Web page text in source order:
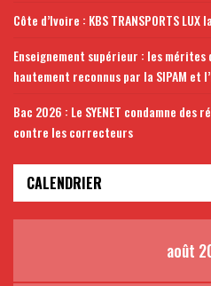
Côte d’Ivoire : KBS TRANSPORTS
Enseignement supérieur : les mérites
hautement reconnus par la SIPAM et
Bac 2026 : Le SYENET condamne des
contre les correcteurs
CALENDRIER
août